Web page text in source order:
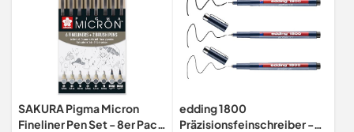
SAKURA Pigma Micron
Fineliner Pen Set - 8er Pack
edding 1800
Präzisionsfeinschreiber -